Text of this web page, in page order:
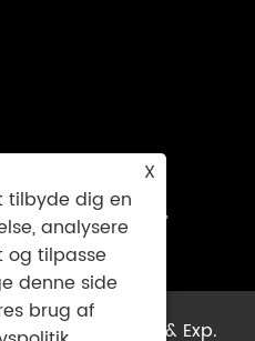
Jiangbei District,
Kina
Genuinsky Imp. & Exp.
X
tilbyde dig en
analysere
og tilpasse
denne side
brug af